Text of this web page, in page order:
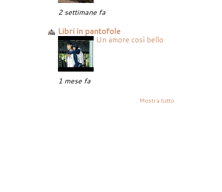
2 settimane fa
Libri in pantofole
Un amore così bello
1 mese fa
Mostra tutto